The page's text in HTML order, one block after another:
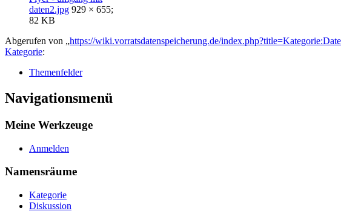
daten2.jpg 929 × 655;
82 KB
Abgerufen von „https://wiki.vorratsdatenspeicherung.de/
Kategorie:
Themenfelder
Navigationsmenü
Meine Werkzeuge
Anmelden
Namensräume
Kategorie
Diskussion